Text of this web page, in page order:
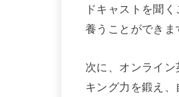
ドキャストを聞
養うことができま
次に、オンライ
キング力を鍛え